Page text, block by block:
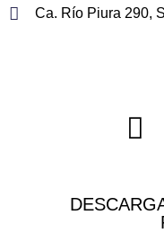
Ca. Río Piura 290,